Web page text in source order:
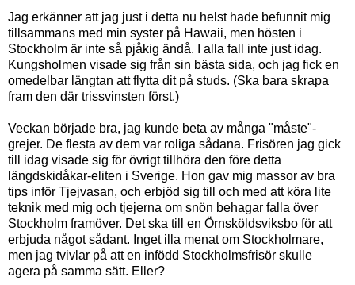
Jag erkänner att jag just i detta nu helst hade befunnit mig
tillsammans med min syster på Hawaii, men hösten i
Stockholm är inte så pjåkig ändå. I alla fall inte just idag.
Kungsholmen visade sig från sin bästa sida, och jag fick en
omedelbar längtan att flytta dit på studs. (Ska bara skrapa
fram den där trissvinsten först.)
Veckan började bra, jag kunde beta av många "måste"-
grejer. De flesta av dem var roliga sådana. Frisören jag gick
till idag visade sig för övrigt tillhöra den före detta
längdskidåkar-eliten i Sverige. Hon gav mig massor av bra
tips inför Tjejvasan, och erbjöd sig till och med att köra lite
teknik med mig och tjejerna om snön behagar falla över
Stockholm framöver. Det ska till en Örnsköldsviksbo för att
erbjuda något sådant. Inget illa menat om Stockholmare,
men jag tvivlar på att en infödd Stockholmsfrisör skulle
agera på samma sätt. Eller?